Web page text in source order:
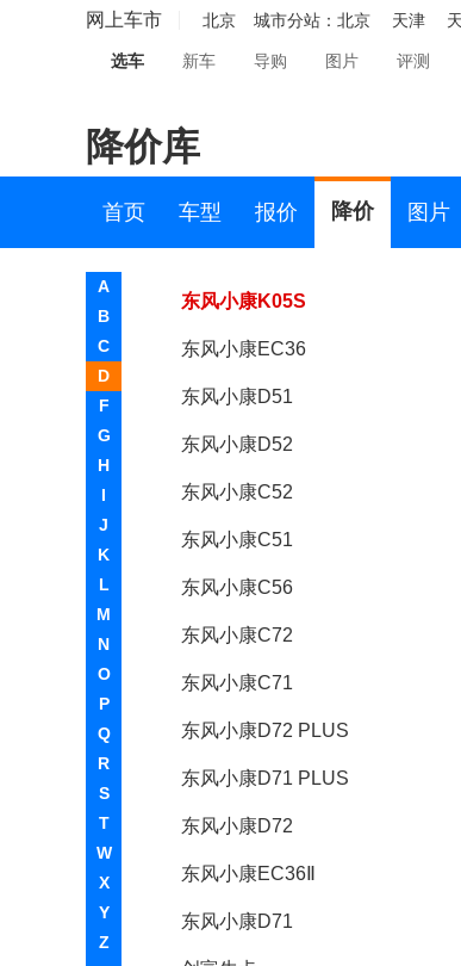
网上车市 北京 城市分站： 北京 天津
选车 新车 导购 图片 评测
降价库
首页 车型 报价 降价 图片
A
B
C
D
F
G
H
I
J
K
L
M
N
O
P
Q
R
S
T
W
X
Y
Z
东风小康K01
东风小康K02
东风小康K07S
东风小康C36
东风小康C32
东风小康K05S
东风小康EC36
东风小康D51
东风小康D52
东风小康C52
东风小康C51
东风小康C56
东风小康C72
东风小康C71
东风小康D72 PLUS
东风小康D71 PLUS
东风小康D72
东风小康EC36Ⅱ
东风小康D71